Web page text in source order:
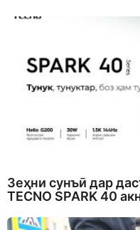
Зеҳни сунъӣ дар
TECNO SPARK 40